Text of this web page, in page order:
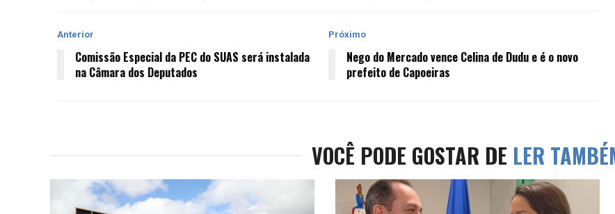
Anterior
Comissão Especial da PEC do SUAS será instalada
na Câmara dos Deputados
Próximo
Nego do Mercado vence Celina de Dudu e é o novo
prefeito de Capoeiras
VOCÊ PODE GOSTAR DE LER